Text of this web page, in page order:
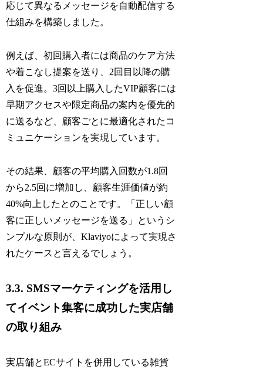
応じて異なるメッセージを自動配信する
仕組みを構築しました。
例えば、初回購入者には商品のケア方法
や着こなし提案を送り、2回目以降の購
入を促進。3回以上購入したVIP顧客には
早期アクセスや限定商品の案内を優先的
に送るなど、顧客ごとに最適化されたコ
ミュニケーションを実現しています。
その結果、顧客の平均購入回数が1.8回
から2.5回に増加し、顧客生涯価値が約
40%向上したとのことです。「正しい顧
客に正しいメッセージを送る」というシ
ンプルな原則が、Klaviyoによって実現さ
れたケースと言えるでしょう。
3.3. SMSマーケティングを活用し
てイベント集客に成功した実店舗
の取り組み
実店舗とECサイトを併用している雑貨